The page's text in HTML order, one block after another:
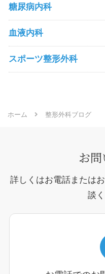
糖尿病内科
血液内科
スポーツ整形外科
ホーム 整形外科ブログ
お
詳しくはお電話または
談